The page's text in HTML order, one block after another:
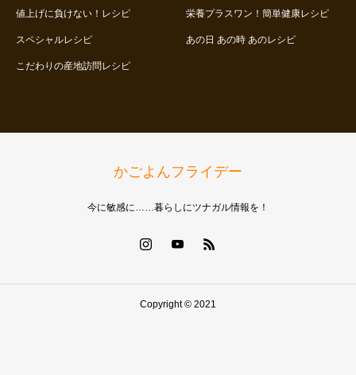
値上げに負けない！レシピ 栄養プラスワン！簡単健康レシピ
スペシャルレシピ あの日 あの時 あのレシピ
こだわりの産地訪問レシピ
かごよんフライデー
今に敏感に……暮らしにツナガル情報を！
Copyright © 2021